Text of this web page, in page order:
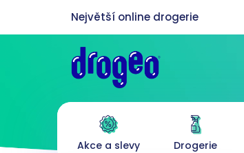
obsah
Akce a slevy Drogerie